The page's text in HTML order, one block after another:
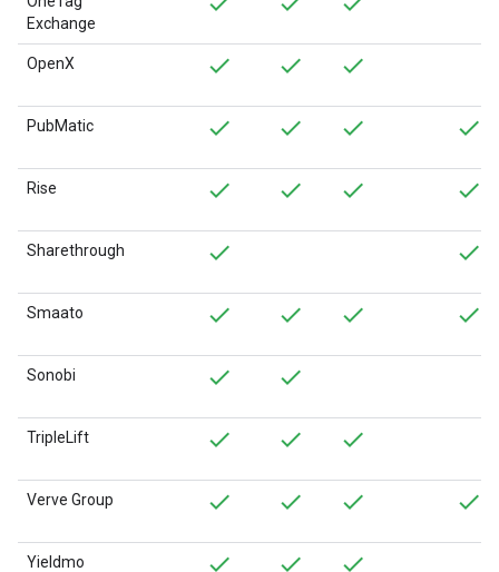
Exchange
OpenX
PubMatic
Rise
Sharethrough
Smaato
Sonobi
TripleLift
Verve Group
Yieldmo